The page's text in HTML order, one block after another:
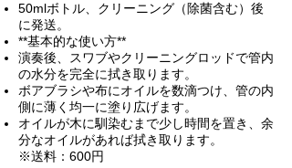
50mlボトル、 クリーニング（除菌含む）後
に発送。
**基本的な使い方**
演奏後、スワブやクリーニングロッドで管内
の水分を完全に拭き取ります。
ボアブラシや布にオイルを数滴つけ、管の内
側に薄く均一に塗り広げます。
オイルが木に馴染むまで少し時間を置き、余
分なオイルがあれば拭き取ります。
※送料：600円